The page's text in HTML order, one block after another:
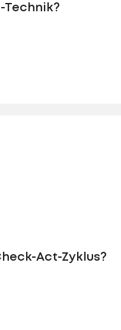
Technik?
Act-Zyklus?